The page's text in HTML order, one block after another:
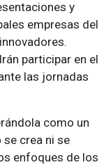
y
empresas del
participar en el
las jornadas
como un
crea ni se
enfoques de los